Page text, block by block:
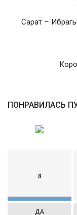
Сарат –
ПОНРАВИЛАСЬ
8
ДА